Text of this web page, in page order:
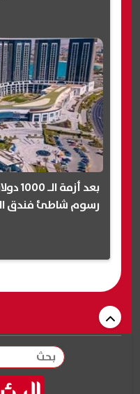
بعد
رسوم شاطئ فندق
بحث